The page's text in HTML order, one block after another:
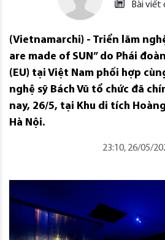
Bài viết
(Vietnamarchi) - Triển lãm
are made of SUN” do Phái
(EU) tại Việt Nam phối hợp
nghệ sỹ Bách Vũ tổ chức đã
nay, 26/5, tại Khu di tích
Hà Nội.
23:10, 26/05/